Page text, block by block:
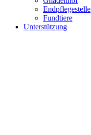
Endpflegestelle
Fundtiere
Unterstützung